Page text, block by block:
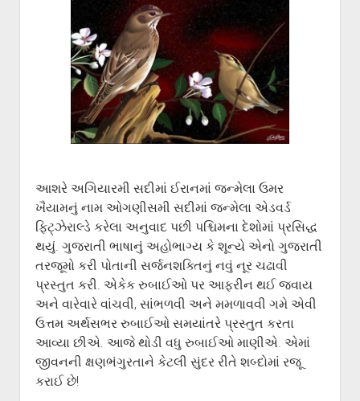
ચાતક (સ્વરચિત)
ગુજરાતી ગઝલો
ગીત, પ્રાર્થના અને ભજન
અન્ય રચનાઓ
વધુ માહિતી
open
dropdown
સર્જકોને સલામ
આપની રચનાઓ
Privacy Policy
આશરે અગિયારમી સદીમાં ઈરાનમાં જન્મેલા ઉમર
ખૈયામનું નામ ઓગણીસમી સદીમાં જન્મેલા એડવર્ડ
ફિટ્ઝેરાલ્ડે કરેલા અનુવાદ પછી પશ્ચિમના દેશોમાં પ્રસિદ્ધ
થયું. ગુજરાતી ભાષાનું અહોભાગ્ય કે શૂન્યે એનો ગુજરાતી
તરજૂમો કરી પોતાની સર્જનશક્તિનું નવું નૂર ચઢાવી
પ્રસ્તુત કરી. એકેક રુબાઈઓ પર આફરીન થઈ જવાય
અને વારેવારે વાંચવી, સાંભળવી અને મમળાવવી ગમે એવી
ઉત્તમ અર્થસભર રુબાઈઓ સમયાંતરે પ્રસ્તુત કરતા
આવ્યા છીએ. આજે થોડી વધુ રુબાઈઓ માણીએ. એમાં
જીવનની ક્ષણભંગુરતાને કેટલી સુંદર રીતે શબ્દોમાં રજૂ
કરાઈ છે!